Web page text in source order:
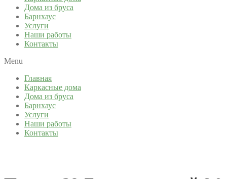
Дома из бруса
Барнхаус
Услуги
Наши работы
Контакты
Menu
Главная
Каркасные дома
Дома из бруса
Барнхаус
Услуги
Наши работы
Контакты